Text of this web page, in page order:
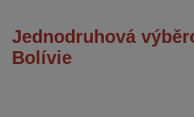
Jednodruhová
Bolívie